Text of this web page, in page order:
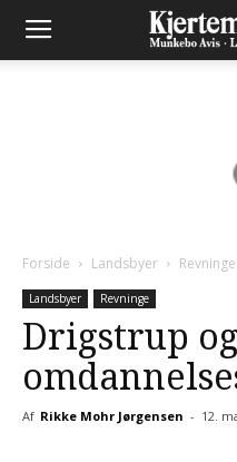
Forside Landsbyer Revninge
Landsbyer Revninge
Drigstrup
Af Rikke Mohr Jørgensen - 12.